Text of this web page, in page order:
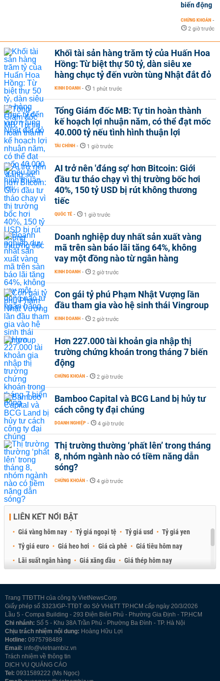
biến động
CHỨNG KHOÁN -
2 giờ trước
Khối tài sản hàng trăm tỷ của Huấn Hoa
Hồng: Từ biệt thự 50 tỷ, dàn siêu xe
hàng chục tỷ đến vườn tùng Nhật đắt đỏ
KINH DOANH - 1 phút trước
Tổng Giám đốc MB: Tự tin hoàn thành
kế hoạch lợi nhuận năm, có thể đạt mốc
40.000 tỷ nếu tình hình thuận lợi
TÀI CHÍNH - 1 giờ trước
AI trở nên 'đáng sợ' hơn Bitcoin: Giới
đầu tư tháo chạy vì thị trường bốc hơi
40%, 150 tỷ USD bị rút không thương
tiếc
QUỐC TẾ - 1 giờ trước
Doanh nghiệp duy nhất sản xuất vàng
mã trên sàn báo lãi tăng 64%, không
vay một đồng nào từ ngân hàng
KINH DOANH - 2 giờ trước
Con gái tỷ phú Phạm Nhật Vượng lần
đầu tham gia vào hệ sinh thái Vingroup
KINH DOANH - 2 giờ trước
Hơn 227.000 tài khoản gia nhập thị
trường chứng khoán trong tháng 7 biến
động
CHỨNG KHOÁN - 2 giờ trước
Bamboo Capital và BCG Land bị hủy tư
cách công ty đại chúng
DOANH NGHIỆP - 4 giờ trước
Thị trường thường ‘phất lên’ trong tháng
8, nhóm ngành nào có tiềm năng dẫn
sóng?
CHỨNG KHOÁN - 4 giờ trước
LIÊN KẾT NỔI BẬT
Giá vàng hôm nay Tỷ giá ngoại tệ Tỷ giá usd
Tỷ giá yen
Tỷ giá euro
Giá heo hơi Giá cà phê
Giá tiêu hôm nay
Lãi suất ngân hàng
Giá xăng dầu
Giá thép hôm nay
Trang TTĐTTH của công ty VietNewsCorp
Giấy phép số 3323/GP-TTĐT do Sở VH&TT TP.HCM cấp ngày 20/3/2026
Lầu 5 - Compa Building - 293 Điện Biên Phủ - Phường Gia Định - TP.HCM
Chi nhánh: Số 5 - Khu 38A Trần Phú - Phường Ba Đình - TP. Hà Nội
Chịu trách nhiệm nội dung: Hoàng Hữu Lợi
Hotline: 0975798489
Email: info@vietnambiz.vn
Trách nhiệm về thông tin
DỊCH VỤ QUẢNG CÁO
Tel: 0931589222 (Ms Ngọc)